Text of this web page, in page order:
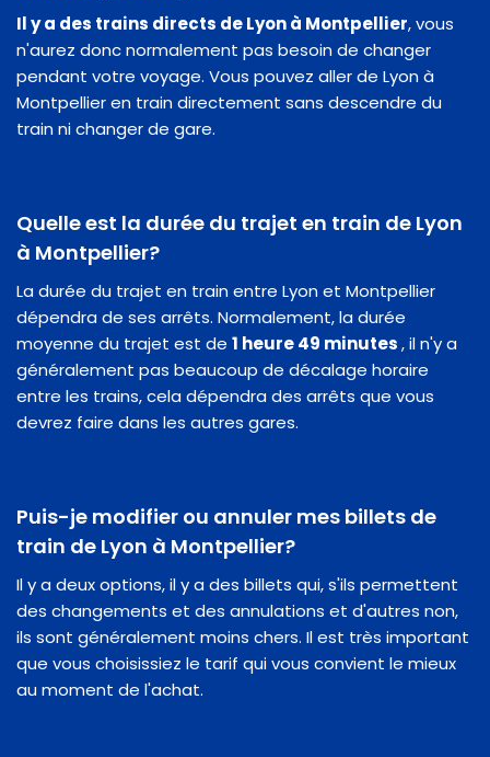
Il y a des trains directs de Lyon à Montpellier, vous
n'aurez donc normalement pas besoin de changer
pendant votre voyage. Vous pouvez aller de Lyon à
Montpellier en train directement sans descendre du
train ni changer de gare.
Quelle est la durée du trajet en train de Lyon
à Montpellier?
La durée du trajet en train entre Lyon et Montpellier
dépendra de ses arrêts. Normalement, la durée
moyenne du trajet est de 1 heure 49 minutes, il n'y a
généralement pas beaucoup de décalage horaire
entre les trains, cela dépendra des arrêts que vous
devrez faire dans les autres gares.
Puis-je modifier ou annuler mes billets de
train de Lyon à Montpellier?
Il y a deux options, il y a des billets qui, s'ils permettent
des changements et des annulations et d'autres non,
ils sont généralement moins chers. Il est très important
que vous choisissiez le tarif qui vous convient le mieux
au moment de l'achat.